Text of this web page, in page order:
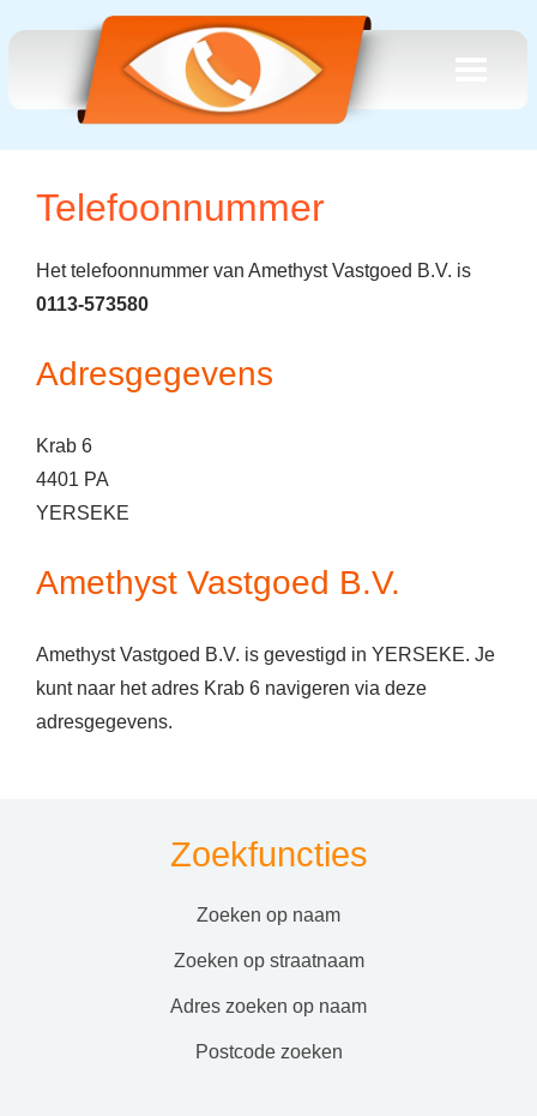
Telefoonnummer
Het telefoonnummer van Amethyst Vastgoed B.V. is
0113-573580
Adresgegevens
Krab 6
4401 PA
YERSEKE
Amethyst Vastgoed B.V.
Amethyst Vastgoed B.V. is gevestigd in YERSEKE. Je
kunt naar het adres Krab 6 navigeren via deze
adresgegevens.
Zoekfuncties
zoeken op naam
zoeken op straatnaam
adres zoeken op naam
postcode zoeken